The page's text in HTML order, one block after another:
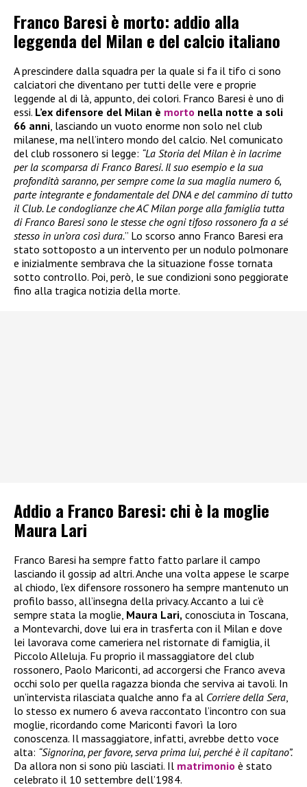
Franco Baresi è morto: addio alla
leggenda del Milan e del calcio italiano
A prescindere dalla squadra per la quale si fa il tifo ci sono
calciatori che diventano per tutti delle vere e proprie
leggende al di là, appunto, dei colori. Franco Baresi è uno di
essi. L’ex difensore del Milan è morto nella notte a soli
66 anni , lasciando un vuoto enorme non solo nel club
milanese, ma nell’intero mondo del calcio. Nel comunicato
del club rossonero si legge: “La Storia del Milan è in lacrime
per la scomparsa di Franco Baresi. Il suo esempio e la sua
profondità saranno, per sempre come la sua maglia numero 6,
parte integrante e fondamentale del DNA e del cammino di tutto
il Club. Le condoglianze che AC Milan porge alla famiglia tutta
di Franco Baresi sono le stesse che ogni tifoso rossonero fa a sé
stesso in un’ora così dura.” Lo scorso anno Franco Baresi era
stato sottoposto a un intervento per un nodulo polmonare
e inizialmente sembrava che la situazione fosse tornata
sotto controllo. Poi, però, le sue condizioni sono peggiorate
fino alla tragica notizia della morte.
Addio a Franco Baresi: chi è la moglie
Maura Lari
Franco Baresi ha sempre fatto fatto parlare il campo
lasciando il gossip ad altri. Anche una volta appese le scarpe
al chiodo, l’ex difensore rossonero ha sempre mantenuto un
profilo basso, all’insegna della privacy. Accanto a lui c’è
sempre stata la moglie, Maura Lari, conosciuta in Toscana,
a Montevarchi, dove lui era in trasferta con il Milan e dove
lei lavorava come cameriera nel ristornate di famiglia, il
Piccolo Alleluja. Fu proprio il massaggiatore del club
rossonero, Paolo Mariconti, ad accorgersi che Franco aveva
occhi solo per quella ragazza bionda che serviva ai tavoli. In
un’intervista rilasciata qualche anno fa al Corriere della Sera
lo stesso ex numero 6 aveva raccontato l’incontro con sua
moglie, ricordando come Mariconti favorì la loro
conoscenza. Il massaggiatore, infatti, avrebbe detto voce
alta: “Signorina, per favore, serva prima lui, perché è il capitano”.
Da allora non si sono più lasciati. Il matrimonio è stato
celebrato il 10 settembre dell’1984.